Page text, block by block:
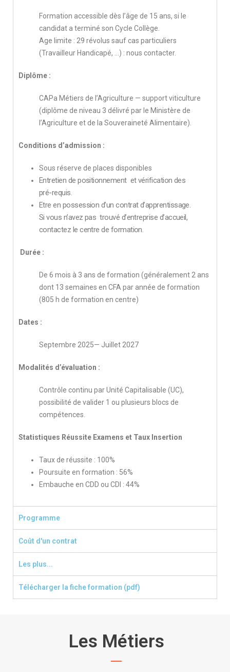
Formation accessible dès l’âge de 15 ans, si le
candidat a terminé son Cycle Collège.
Age limite : 29 révolus sauf cas particuliers
(Travailleur Handicapé, …) : nous contacter.
Diplôme :
CAPa Métiers de l’Agriculture — support viticulture
(diplôme de niveau 3 délivré par le Ministère de
l’Agriculture et de la Souveraineté Alimentaire).
Conditions d’admission :
Sous réserve de places disponibles
Entretien de positionnement et vérification des
pré-requis.
Etre en possession d’un contrat d’apprentissage.
Si vous n’avez pas trouvé d’entreprise d’accueil,
contactez le centre de formation.
Durée :
De 6 mois à 3 ans de formation (généralement 2 ans
dont 13 semaines en CFA par année de formation
(805 h de formation en centre)
Dates :
Septembre 2025— Juillet 2027
Modalités d’évaluation :
Contrôle continu par Unité Capitalisable (UC),
possibilité de valider 1 ou plusieurs blocs de
compétences.
Statistiques Réussite Examens et Taux Insertion
Taux de réussite : 100%
Poursuite en formation : 56%
Embauche en CDD ou CDI : 44%
Programme
Coût d'un contrat
Les plus...
Télécharger la fiche formation (pdf)
Les Métiers